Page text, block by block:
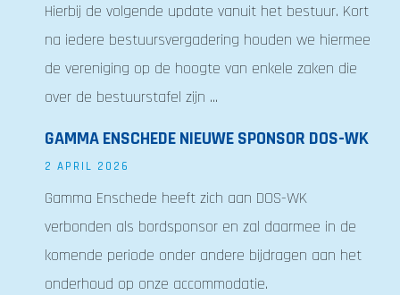
Hierbij de volgende update vanuit het bestuur. Kort
na iedere bestuursvergadering houden we hiermee
de vereniging op de hoogte van enkele zaken die
over de bestuurstafel zijn ...
GAMMA ENSCHEDE NIEUWE SPONSOR DOS-WK
2 APRIL 2026
Gamma Enschede heeft zich aan DOS-WK
verbonden als bordsponsor en zal daarmee in de
komende periode onder andere bijdragen aan het
onderhoud op onze accommodatie.